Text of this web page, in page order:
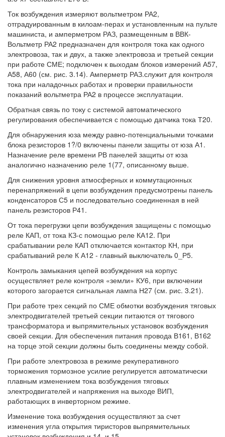
Ток возбуждения измеряют вольтметром РА2,
отградуированным в килоам-перах и установленным на пульте
машиниста, и амперметром РАЗ, размещенным в ВВК-
Вольтметр РА2 предназначен для контроля тока как одного
электровоза, так и двух, а также электровоза и третьей секции
при работе СМЕ; подключен к выходам блоков измерений А57,
А58, А60 (см. рис. 3.14). Амперметр РАЗ.служит для контроля
тока при наладочных работах и проверки правильности
показаний вольтметра РА2 в процессе эксплуатации.
Обратная связь по току с системой автоматического
регулирования обеспечивается с помощью датчика тока Т20.
Для обнаружения юза между равно-потенциальными точками
блока резисторов 1?/0 включены панели защиты от юза А1.
Назначение реле времени РВ панелей защиты от юза
аналогично назначению реле 1(77, описанному выше.
Для снижения уровня атмосферных и коммутационных
перенапряжений в цепи возбуждения предусмотрены панель
конденсаторов С5 и последовательно соединенная в ней
панель резисторов Р41.
От тока перегрузки цепи возбуждения защищены с помощью
реле КАП, от тока КЗ-с помощью реле КА12. При
срабатывании реле КАП отключается контактор КН, при
срабатываний реле К А12 - главный выключатель 0_Р5.
Контроль замыкания цепей возбуждения на корпус
осуществляет реле контроля «земли» КУ6, при включении
которого загорается сигнальная лампа Н27 (см. рис. 3.21).
При работе трех секций по СМЕ обмотки возбуждения тяговых
электродвигателей третьей секции питаются от тягового
трансформатора и выпрямительных установок возбуждения
своей секции. Для обеспечения питания провода В161, В162
на торце этой секции должны быть соединены между собой.
При работе электровоза в режиме рекуперативного
торможения тормозное усилие регулируется автоматически
плавным изменением тока возбуждения тяговых
электродвигателей и напряжения на выходе ВИП,
работающих в инверторном режиме.
Изменение тока возбуждения осуществляют за счет
изменения угла открытия тиристоров выпрямительных